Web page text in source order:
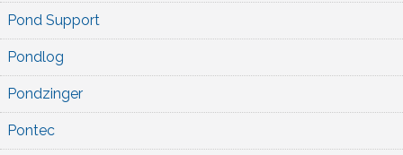
Pond Support
Pondlog
Pondzinger
Pontec